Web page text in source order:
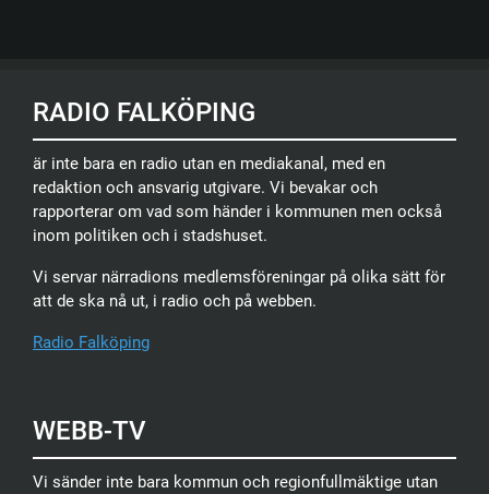
RADIO FALKÖPING
är inte bara en radio utan en mediakanal, med en
redaktion och ansvarig utgivare. Vi bevakar och
rapporterar om vad som händer i kommunen men också
inom politiken och i stadshuset.
Vi servar närradions medlemsföreningar på olika sätt för
att de ska nå ut, i radio och på webben.
Radio Falköping
WEBB-TV
Vi sänder inte bara kommun och regionfullmäktige utan